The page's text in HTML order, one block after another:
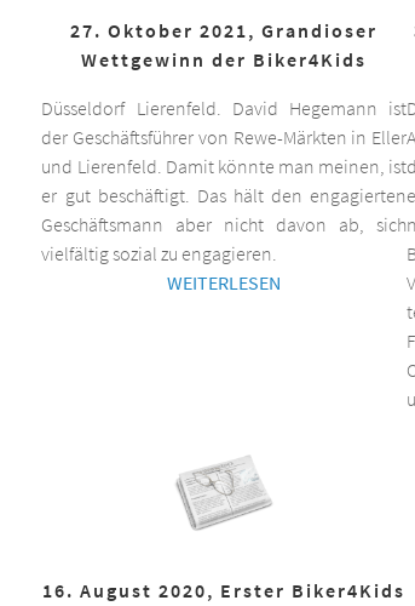
27. Oktober 2021, Grandioser
Wettgewinn der Biker4Kids
Düsseldorf Lierenfeld. David Hegemann ist
der Geschäftsführer von Rewe-Märkten in Eller
und Lierenfeld. Damit könnte man meinen, ist
er gut beschäftigt. Das hält den engagierten
Geschäftsmann aber nicht davon ab, sich
vielfältig sozial zu engagieren.
WEITERLESEN
16. August 2020, Erster Biker4Kids